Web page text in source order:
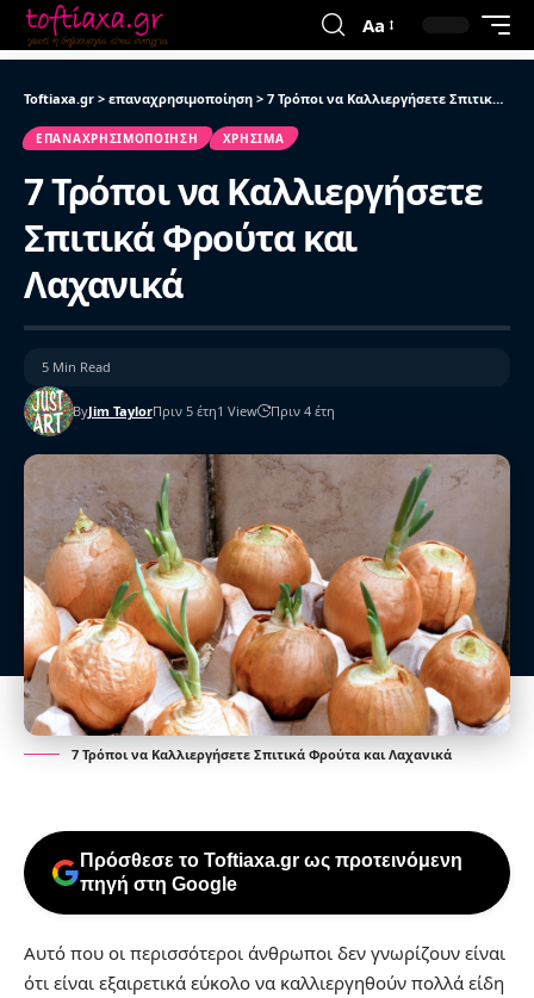
Aa
Toftiaxa.gr > επαναχρησιμοποίηση > 7 Τρόποι να Καλλιεργήσετε Σπιτικά Φρούτα και Λαχανικά
ΕΠΑΝΑΧΡΗΣΙΜΟΠΟΊΗΣΗ ΧΡΉΣΙΜΑ
7 Τρόποι να Καλλιεργήσετε
Σπιτικά Φρούτα και
Λαχανικά
ByJim TaylorΠριν 5 έτη1 View Πριν 4 έτη
5 Min Read
7 Τρόποι να Καλλιεργήσετε Σπιτικά Φρούτα και Λαχανικά
Πρόσθεσε το Toftiaxa.gr ως προτεινόμενη
πηγή στη Google
Αυτό που οι περισσότεροι άνθρωποι δεν γνωρίζουν είναι
ότι είναι εξαιρετικά εύκολο να καλλιεργηθούν πολλά είδη